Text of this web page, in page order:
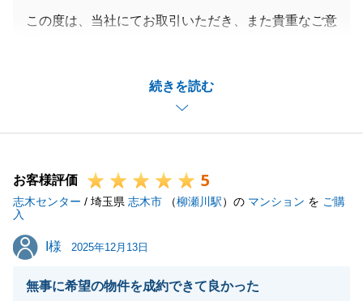
続きを読む
この度は、当社にてお取引いただき、また貴重なご意
しまい、大変申し訳ございませんでした。
Ｉ様からご指摘を頂きました全体的な流れにつきまし
て、書類の活用や弊社のリバブルサポートナビの活用
今後とも引き続き宜しくお願いいたします。
お客様評価 5
志木センター / 埼玉県 志木市 （柳瀬川駅）の マンション を ご購
入
I様
I様 2025年12月13日
無事に希望の物件を成約できて良かった